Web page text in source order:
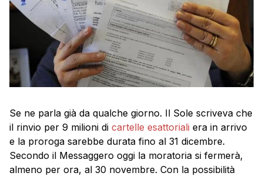
Se ne parla già da qualche giorno. Il Sole scriveva che
il rinvio per 9 milioni di cartelle esattoriali era in arrivo
e la proroga sarebbe durata fino al 31 dicembre.
Secondo il Messaggero oggi la moratoria si fermerà,
almeno per ora, al 30 novembre. Con la possibilità